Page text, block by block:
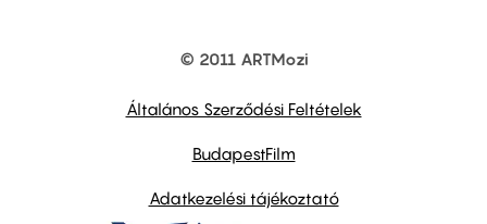
© 2011 ARTMozi
Általános Szerződési Feltételek
BudapestFilm
Adatkezelési tájékoztató